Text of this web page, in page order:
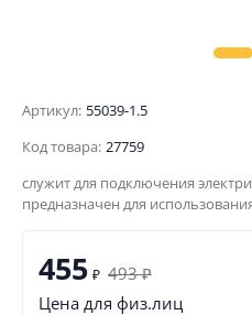
Артикул: 55039-1.5
Код товара: 27759
служит для подключения
предназначен для
455 ₽ 493 ₽
Цена для физ.лиц